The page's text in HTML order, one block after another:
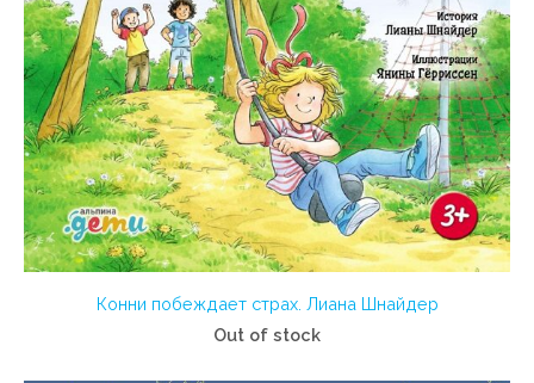
Конни побеждает страх. Лиана Шнайдер
Out of stock